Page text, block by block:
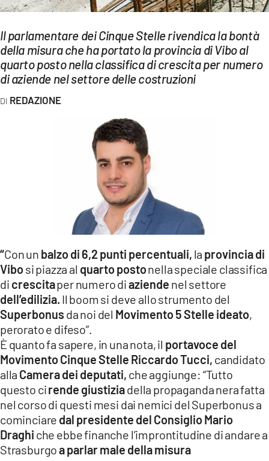
LAC TV
LAC NETWORK
LAC ONAIR
LaC
Network
COSENZACHANNEL.IT
ILVIBONESE.IT
CATANZAROCHANNEL.IT
LACAPITALENEWS.IT
App
ANDROID
APPLE
Il parlamentare dei Cinque Stelle rivendica la bontà
della misura che ha portato la provincia di Vibo al
quarto posto nella classifica di crescita per numero
di aziende nel settore delle costruzioni
REDAZIONE
“Con un balzo di 6,2 punti percentuali, la provincia di
Vibosi piazza al quarto postonella speciale classifica
di crescitaper numero diaziende nel settore
dell’edilizia. Il boom si deve allo strumento del
Superbonus da noi del Movimento 5 Stelle ideato,
perorato e difeso”.
È quanto fa sapere, in una nota, il portavoce del
Movimento Cinque Stelle Riccardo Tucci, candidato
alla Camera dei deputati, che aggiunge: “Tutto
questo cirende giustiziadella propaganda nera fatta
nel corso di questi mesi dai nemici del Superbonus a
cominciare dal presidente del Consiglio Mario
Draghi che ebbe finanche l’improntitudine di andare a
Strasburgoa parlar male della misura